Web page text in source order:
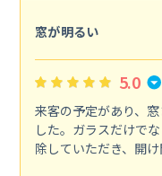
窓が明るい
5.0
来客の予定があり、
した。ガラスだけで
除していただき、開